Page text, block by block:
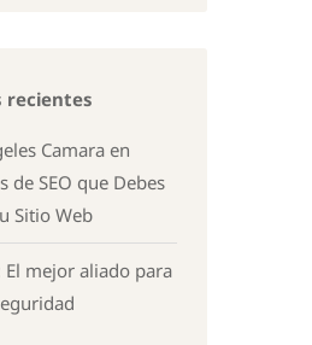
recientes
Camara en
de SEO que Debes
Sitio Web
El mejor aliado para